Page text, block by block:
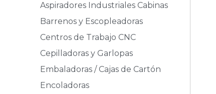
Aspiradores Industriales Cabinas
Barrenos y Escopleadoras
Centros de Trabajo CNC
Cepilladoras y Garlopas
Embaladoras / Cajas de Cartón
Encoladoras